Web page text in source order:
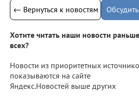
← Вернуться к новостям
Хотите читать наши новости раньше
всех?
Новости из приоритетных
показываются на сайте
Яндекс.Новостей выше других